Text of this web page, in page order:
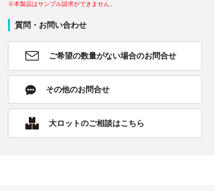
※本製品はサンプル請求ができません。
質問・お問い合わせ
ご希望の数量がない場合のお問合せ
その他のお問合せ
大ロットのご相談はこちら